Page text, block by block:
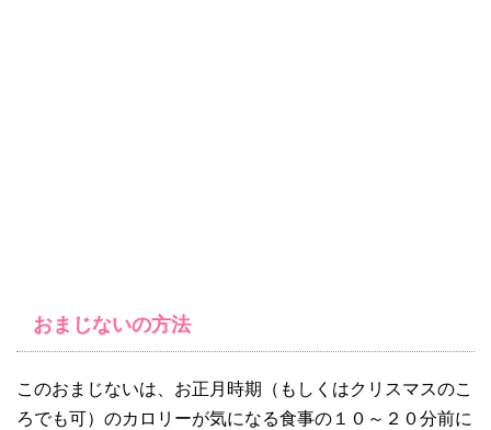
おまじないの方法
このおまじないは、お正月時期（もしくはクリスマスのこ
ろでも可）のカロリーが気になる食事の１０～２０分前に